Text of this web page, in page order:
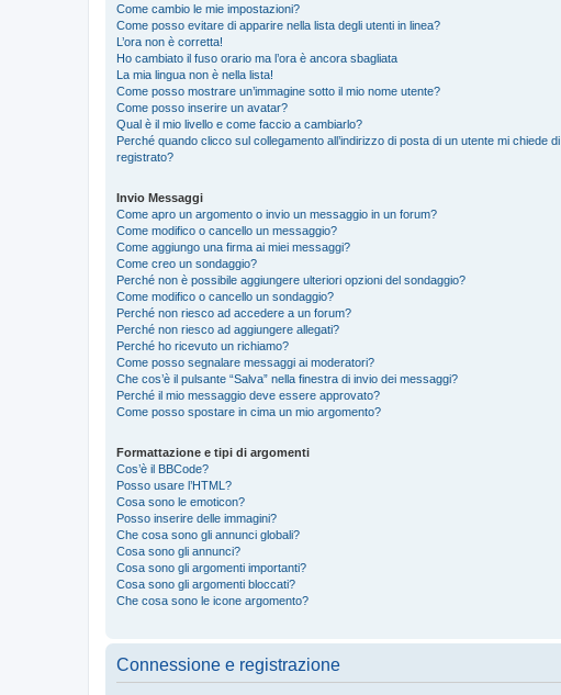
Come cambio le mie impostazioni?
Come posso evitare di apparire nella lista degli utenti in linea?
L’ora non è corretta!
Ho cambiato il fuso orario ma l’ora è ancora sbagliata
La mia lingua non è nella lista!
Come posso mostrare un’immagine sotto il mio nome utente?
Come posso inserire un avatar?
Qual è il mio livello e come faccio a cambiarlo?
Perché quando clicco sul collegamento all’indirizzo di posta di un utente mi chiede
registrato?
Invio Messaggi
Come apro un argomento o invio un messaggio in un forum?
Come modifico o cancello un messaggio?
Come aggiungo una firma ai miei messaggi?
Come creo un sondaggio?
Perché non è possibile aggiungere ulteriori opzioni del sondaggio?
Come modifico o cancello un sondaggio?
Perché non riesco ad accedere a un forum?
Perché non riesco ad aggiungere allegati?
Perché ho ricevuto un richiamo?
Come posso segnalare messaggi ai moderatori?
Che cos’è il pulsante “Salva” nella finestra di invio dei messaggi?
Perché il mio messaggio deve essere approvato?
Come posso spostare in cima un mio argomento?
Formattazione e tipi di argomenti
Cos’è il BBCode?
Posso usare l’HTML?
Cosa sono le emoticon?
Posso inserire delle immagini?
Che cosa sono gli annunci globali?
Cosa sono gli annunci?
Cosa sono gli argomenti importanti?
Cosa sono gli argomenti bloccati?
Che cosa sono le icone argomento?
Connessione e registrazione